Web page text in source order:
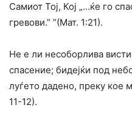
Самиот Тој, Кој „…ќе го
гревови.” ”(Мат. 1:21).
Не е ли несоборлива
спасение; бидејќи под
луѓето дадено, преку кое
11-12).